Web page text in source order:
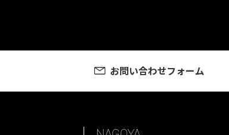
お問い合わせフォーム